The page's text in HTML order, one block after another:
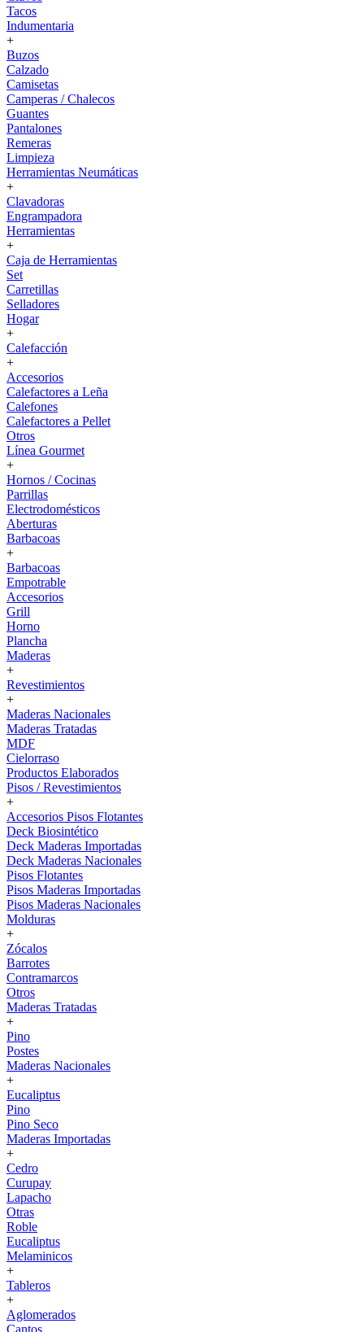
Tacos
Indumentaria
+
Buzos
Calzado
Camisetas
Camperas / Chalecos
Guantes
Pantalones
Remeras
Limpieza
Herramientas Neumáticas
+
Clavadoras
Engrampadora
Herramientas
+
Caja de Herramientas
Set
Carretillas
Selladores
Hogar
+
Calefacción
+
Accesorios
Calefactores a Leña
Calefones
Calefactores a Pellet
Otros
Línea Gourmet
+
Hornos / Cocinas
Parrillas
Electrodomésticos
Aberturas
Barbacoas
+
Barbacoas
Empotrable
Accesorios
Grill
Horno
Plancha
Maderas
+
Revestimientos
+
Maderas Nacionales
Maderas Tratadas
MDF
Cielorraso
Productos Elaborados
Pisos / Revestimientos
+
Accesorios Pisos Flotantes
Deck Biosintético
Deck Maderas Importadas
Deck Maderas Nacionales
Pisos Flotantes
Pisos Maderas Importadas
Pisos Maderas Nacionales
Molduras
+
Zócalos
Barrotes
Contramarcos
Otros
Maderas Tratadas
+
Pino
Postes
Maderas Nacionales
+
Eucaliptus
Pino
Pino Seco
Maderas Importadas
+
Cedro
Curupay
Lapacho
Otras
Roble
Eucaliptus
Melaminicos
+
Tableros
+
Aglomerados
Cantos